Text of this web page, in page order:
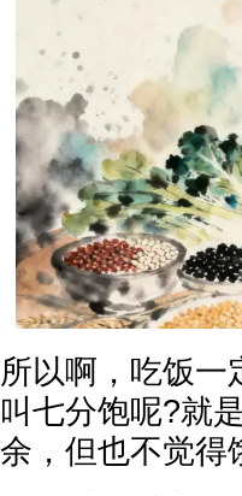
所以啊，吃饭一
叫七分饱呢?就
余，但也不觉得